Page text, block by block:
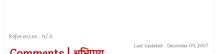
References : N/A
Last Updated : December 09, 2007